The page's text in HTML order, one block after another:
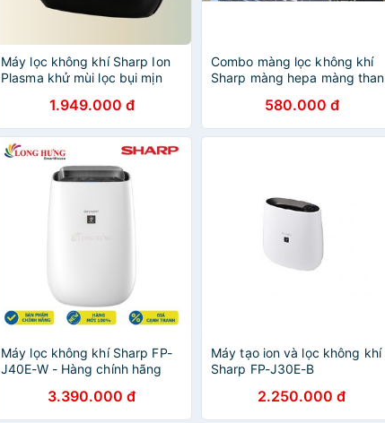
Máy lọc không khí Sharp Ion
Plasma khử mùi lọc bụi mịn
1.949.000 đ
Combo màng lọc không khí
Sharp màng hepa màng than
580.000 đ
Máy lọc không khí Sharp FP-
J40E-W - Hàng chính hãng
3.390.000 đ
Máy tạo ion và lọc không khí
Sharp FP-J30E-B
2.250.000 đ